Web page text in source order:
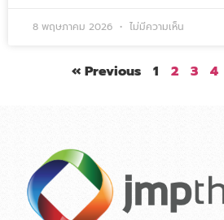
8 พฤษภาคม 2026 ไม่มีความเห็น
« Previous 1 2 3 4